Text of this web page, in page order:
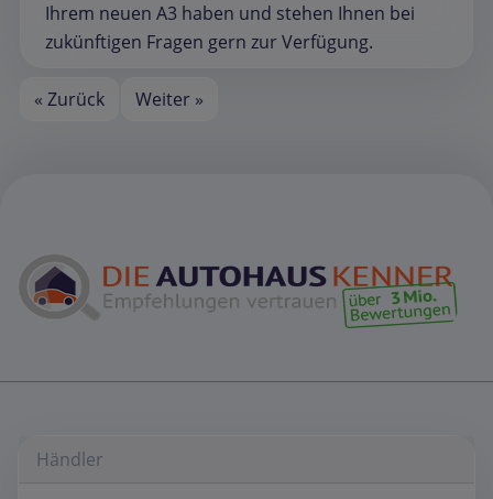
Ihrem neuen A3 haben und stehen Ihnen bei
zukünftigen Fragen gern zur Verfügung.
« Zurück Weiter »
Händler